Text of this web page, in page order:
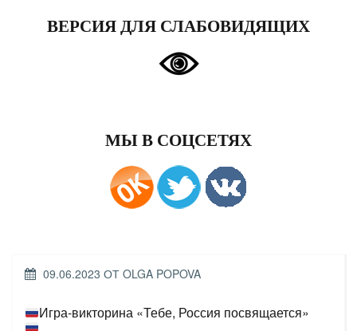
ВЕРСИЯ ДЛЯ СЛАБОВИДЯЩИХ
МЫ В СОЦСЕТЯХ
ОПУБЛИКОВАНО
09.06.2023 ОТ OLGA POPOVA
Игра-викторина «Тебе, Россия посвящается»